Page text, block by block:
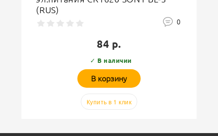
(RUS)
0
84 р.
✓ В наличии
В корзину
Купить в 1 клик